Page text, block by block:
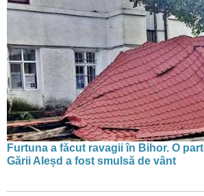
Furtuna a făcut ravagii în Bihor. O
Gării Aleșd a fost smulsă de vânt